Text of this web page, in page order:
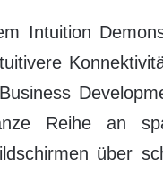
Intuition
Reihe an
über